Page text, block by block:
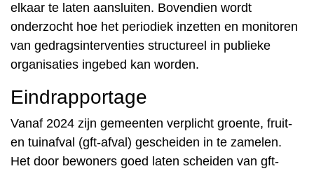
elkaar te laten aansluiten. Bovendien wordt
onderzocht hoe het periodiek inzetten en monitoren
van gedragsinterventies structureel in publieke
organisaties ingebed kan worden.
Eindrapportage
Vanaf 2024 zijn gemeenten verplicht groente, fruit-
en tuinafval (gft-afval) gescheiden in te zamelen.
Het door bewoners goed laten scheiden van gft-